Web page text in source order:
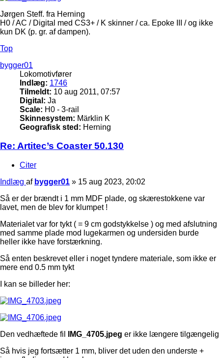
Jørgen Steff. fra Herning
H0 / AC / Digital med CS3+ / K skinner / ca. Epoke III / og ikke
kun DK (p. gr. af dampen).
Top
bygger01
Lokomotivfører
Indlæg: 1746
Tilmeldt: 10 aug 2011, 07:57
Digital: Ja
Scale: H0 - 3-rail
Skinnesystem: Märklin K
Geografisk sted: Herning
Re: Artitec’s Coaster 50.130
Citer
Indlæg af bygger01 » 15 aug 2023, 20:02
Så er der brændt i 1 mm MDF plade, og skærestokkene var
lavet, men de blev for klumpet !
Materialet var for tykt ( = 9 cm godstykkelse ) og med afslutning
med samme plade mod lugekarmen og undersiden burde
heller ikke have forstærkning.
Så enten beskrevet eller i noget tyndere materiale, som ikke er
mere end 0.5 mm tykt
I kan se billeder her:
Den vedhæftede fil IMG_4705.jpeg er ikke længere tilgængelig
Så hvis jeg fortsætter 1 mm, bliver det uden den underste +